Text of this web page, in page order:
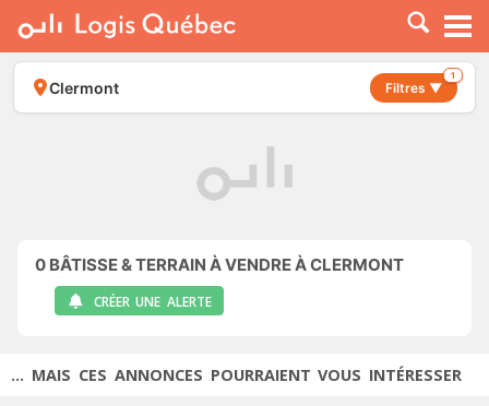
À LOUER
À VENDRE
PLACER UNE ANNONCE
Clermont Filtres ▼
1
0 BÂTISSE & TERRAIN À VENDRE À CLERMONT
CRÉER UNE ALERTE
... MAIS CES ANNONCES POURRAIENT VOUS INTÉRESSER